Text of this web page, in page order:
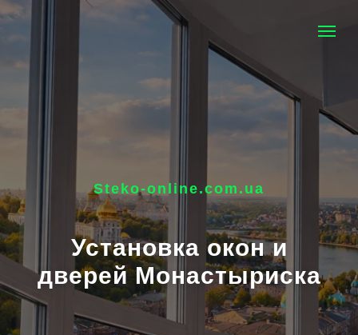
Steko-online.com.ua
Установка окон и
дверей Монастыриска